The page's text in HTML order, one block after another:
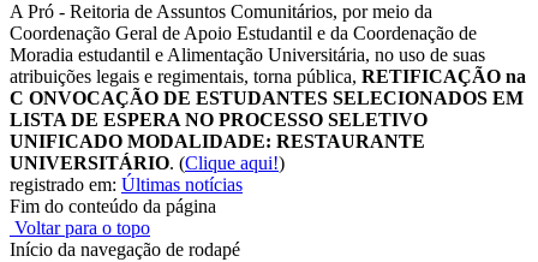
A Pró - Reitoria de Assuntos Comunitários, por meio da
Coordenação Geral de Apoio Estudantil e da Coordenação de
Moradia estudantil e Alimentação Universitária, no uso de suas
atribuições legais e regimentais, torna pública, RETIFICAÇÃO na
C ONVOCAÇÃO DE ESTUDANTES SELECIONADOS EM
LISTA DE ESPERA NO PROCESSO SELETIVO
UNIFICADO MODALIDADE: RESTAURANTE
UNIVERSITÁRIO. (Clique aqui!)
registrado em: Últimas notícias
Fim do conteúdo da página
Voltar para o topo
Início da navegação de rodapé